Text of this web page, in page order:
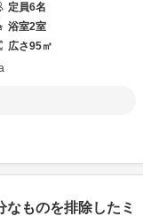
定員6名
浴室2室
広さ95㎡
なものを排除したミ